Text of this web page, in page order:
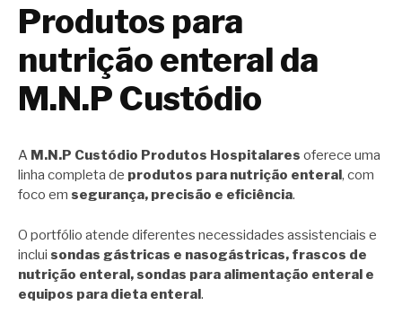
Produtos para
nutrição enteral da
M.N.P Custódio
A M.N.P Custódio Produtos Hospitalares oferece uma
linha completa de produtos para nutrição enteral, com
foco em segurança, precisão e eficiência.
O portfólio atende diferentes necessidades assistenciais e
inclui sondas gástricas e nasogástricas, frascos de
nutrição enteral, sondas para alimentação enteral e
equipos para dieta enteral.